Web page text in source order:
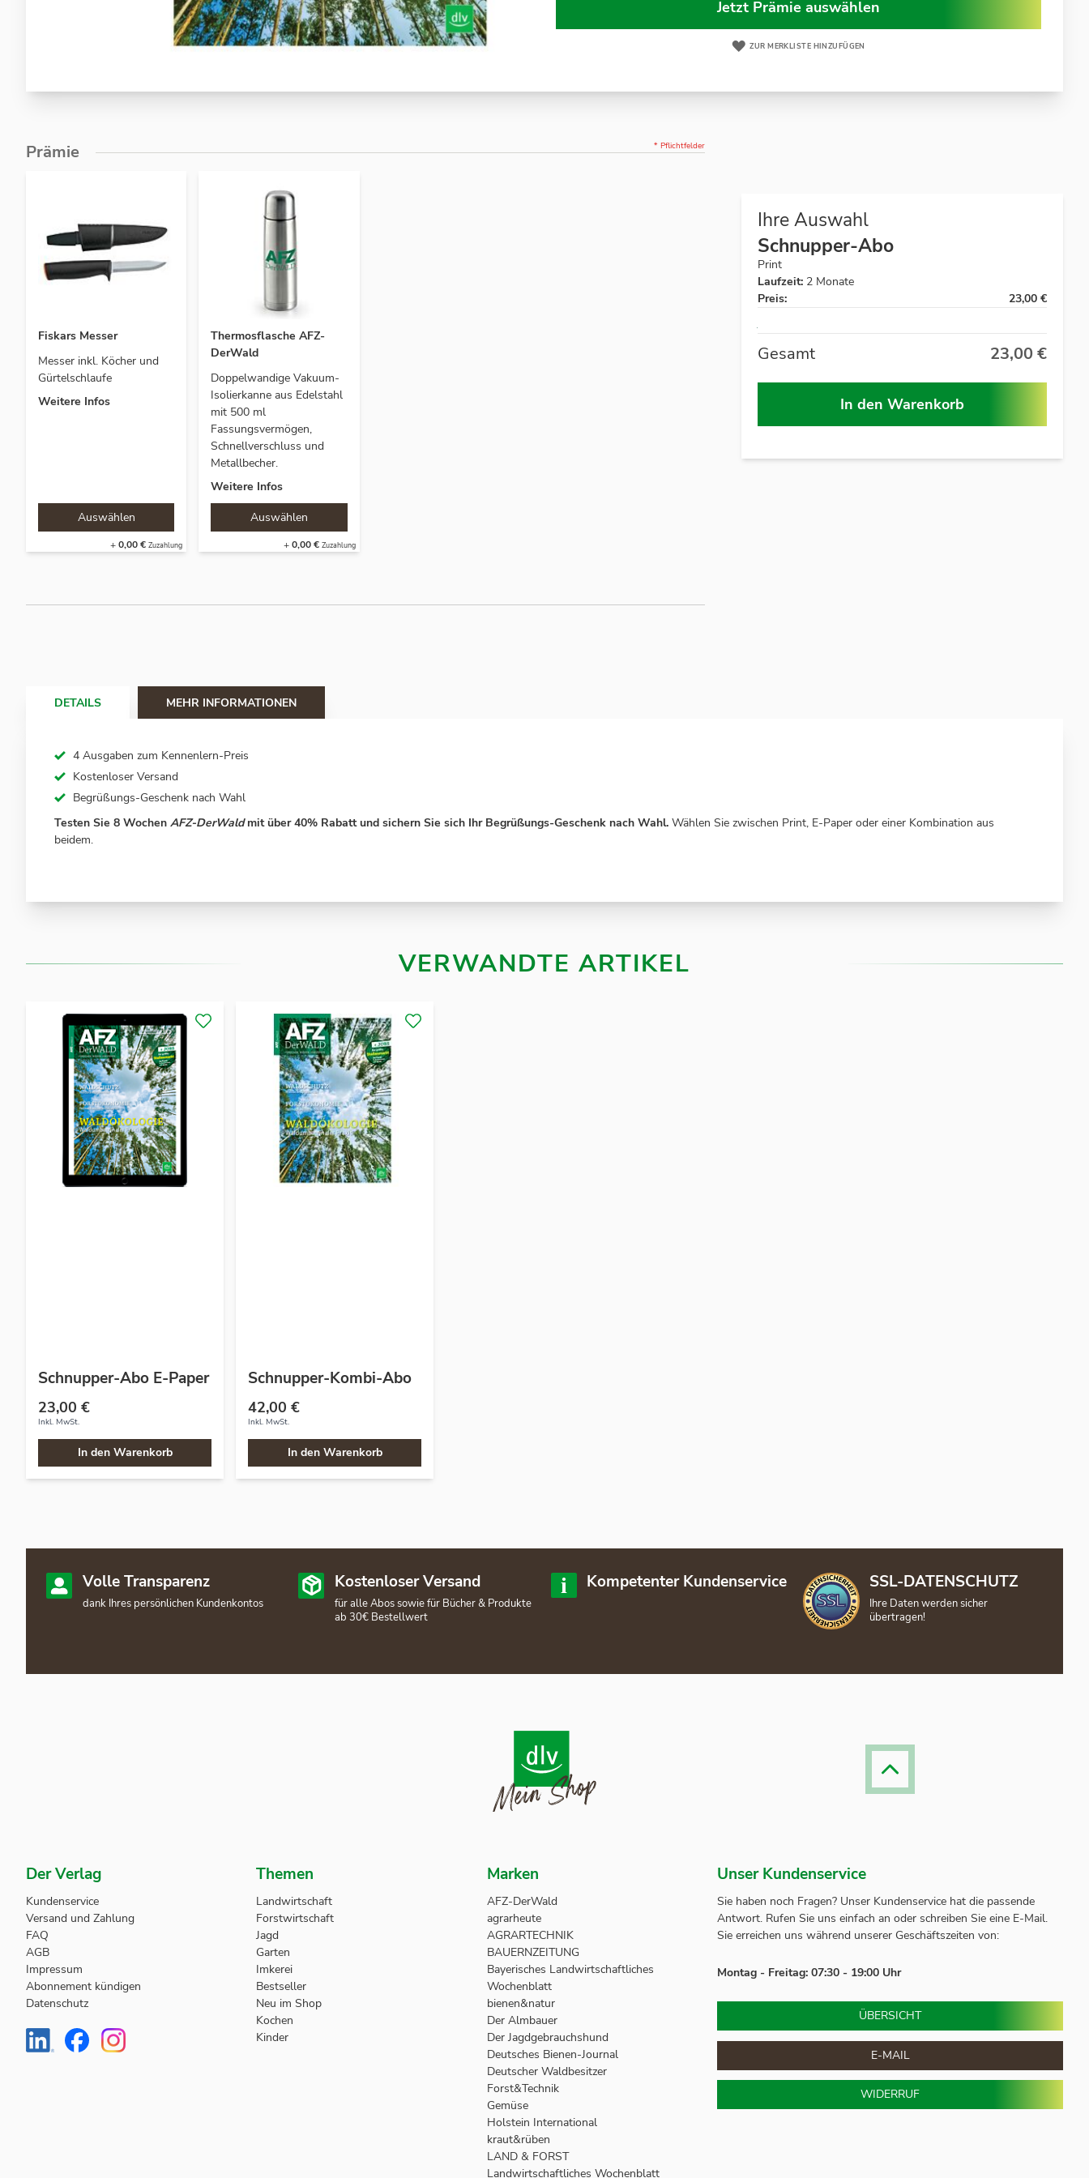
Jetzt Prämie auswählen
ZUR MERKLISTE HINZUFÜGEN
Prämie
Fiskars Messer
+0,00 €
Messer inkl. Köcher und
Gürtelschlaufe
Weitere Infos
Thermosflasche AFZ-
DerWald
+0,00 €
Doppelwandige Vakuum-
Isolierkanne aus Edelstahl
mit 500 ml
Fassungsvermögen,
Schnellverschluss und
Metallbecher.
Weitere Infos
* Pflichtfelder
Ihre Auswahl
Schnupper-Abo
Print
Laufzeit: 2 Monate
Preis:
23,00 €
Auf
Gesamt 23,00 €
In den Warenkorb
DETAILS
4 Ausgaben zum Kennenlern-Preis
Kostenloser Versand
Begrüßungs-Geschenk nach Wahl
Testen Sie 8 Wochen AFZ-DerWaldmit über 40% Rabatt und sichern Sie sich Ihr Begrüßungs-Geschenk nach Wahl. Wählen Sie zwischen Print, E-Paper oder einer Kombination aus
beidem.
MEHR INFORMATIONEN
VERWANDTE ARTIKEL
Schnupper-Abo E-Paper
23,00 €
Inkl. MwSt.
In den Warenkorb
Schnupper-Kombi-Abo
42,00 €
Inkl. MwSt.
In den Warenkorb
Volle Transparenz
dank Ihres persönlichen Kundenkontos
Kostenloser Versand
für alle Abos sowie für Bücher & Produkte
ab 30€ Bestellwert
Kompetenter Kundenservice SSL-DATENSCHUTZ
Ihre Daten werden sicher
übertragen!
Der Verlag
Kundenservice
Versand und Zahlung
FAQ
AGB
Impressum
Abonnement kündigen
Datenschutz
Themen
Landwirtschaft
Forstwirtschaft
Jagd
Garten
Imkerei
Bestseller
Neu im Shop
Kochen
Kinder
Marken
AFZ-DerWald
agrarheute
AGRARTECHNIK
BAUERNZEITUNG
Bayerisches Landwirtschaftliches
Wochenblatt
bienen&natur
Der Almbauer
Der Jagdgebrauchshund
Deutsches Bienen-Journal
Deutscher Waldbesitzer
Forst&Technik
Gemüse
Holstein International
kraut&rüben
LAND & FORST
Landwirtschaftliches Wochenblatt
Unser Kundenservice
Sie haben noch Fragen? Unser Kundenservice hat die passende
Antwort. Rufen Sie uns einfach an oder schreiben Sie eine E-Mail.
Sie erreichen uns während unserer Geschäftszeiten von:
Montag - Freitag: 07:30 - 19:00 Uhr
ÜBERSICHT
E-MAIL
WIDERRUF